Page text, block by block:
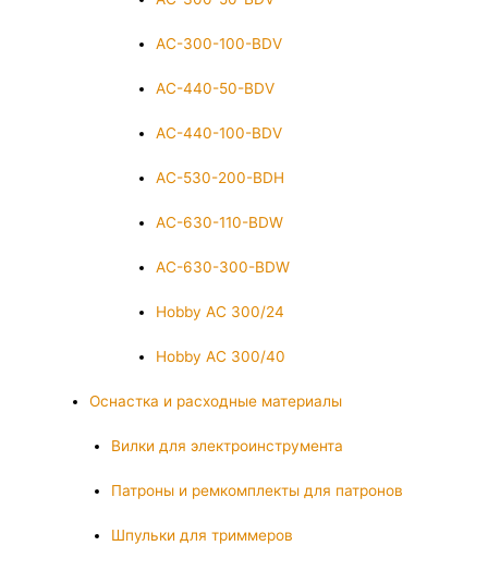
AC-300-100-BDV
AC-440-50-BDV
AC-440-100-BDV
AC-530-200-BDH
AC-630-110-BDW
AC-630-300-BDW
Hobby AC 300/24
Hobby AC 300/40
Оснастка и расходные материалы
Вилки для электроинструмента
Патроны и ремкомплекты для патронов
Шпульки для триммеров